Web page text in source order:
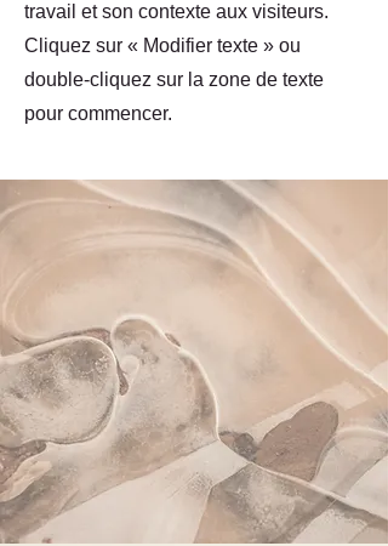
travail et son contexte aux visiteurs.
Cliquez sur « Modifier texte » ou
double-cliquez sur la zone de texte
pour commencer.